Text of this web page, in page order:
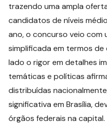
trazendo uma ampla
candidatos de níveis
ano, o concurso veio com
simplificada em termos
lado o rigor em detalhes
temáticas e políticas
distribuídas
significativa em Brasília,
órgãos federais na